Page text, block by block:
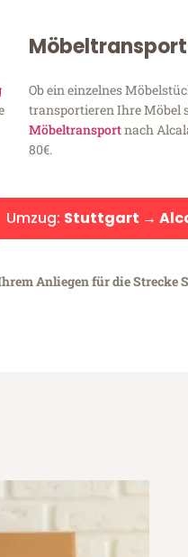
Möbeltransport
Ob ein einzelnes
transportieren Ihre Möbel
Möbeltransportnach
80€.
Umzug: Stuttgart →
Anliegen für die Strecke